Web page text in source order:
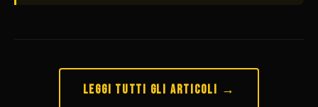
Leggi tutti gli articoli →